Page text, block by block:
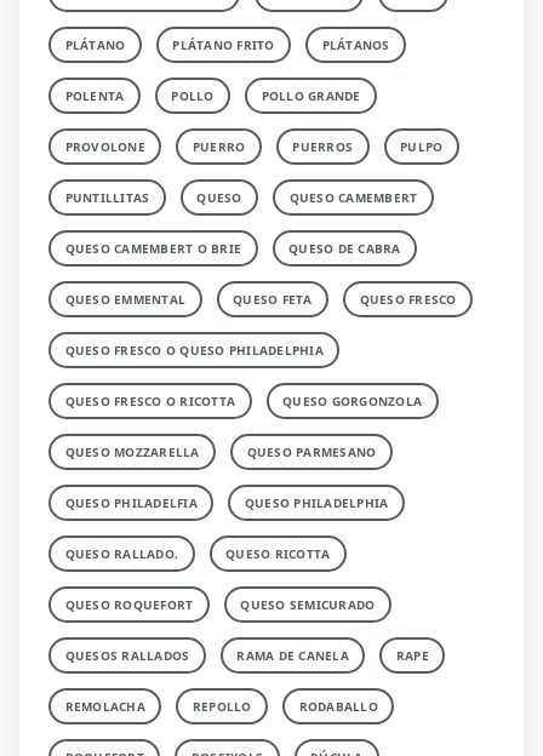
PLÁTANO PLÁTANO FRITO PLÁTANOS
POLENTA POLLO POLLO GRANDE
PROVOLONE PUERRO PUERROS PULPO
PUNTILLITAS QUESO QUESO CAMEMBERT
QUESO CAMEMBERT O BRIE QUESO DE CABRA
QUESO EMMENTAL QUESO FETA QUESO FRESCO
QUESO FRESCO O QUESO PHILADELPHIA
QUESO FRESCO O RICOTTA QUESO GORGONZOLA
QUESO MOZZARELLA QUESO PARMESANO
QUESO PHILADELFIA QUESO PHILADELPHIA
QUESO RALLADO. QUESO RICOTTA
QUESO ROQUEFORT QUESO SEMICURADO
QUESOS RALLADOS RAMA DE CANELA RAPE
REMOLACHA REPOLLO RODABALLO